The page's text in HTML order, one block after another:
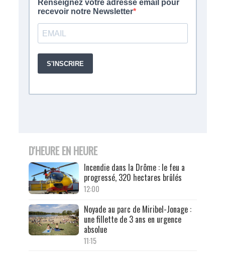
D'HEURE EN HEURE
Incendie dans la Drôme : le feu a
progressé, 320 hectares brûlés
12:00
Noyade au parc de Miribel-Jonage :
une fillette de 3 ans en urgence
absolue
11:15